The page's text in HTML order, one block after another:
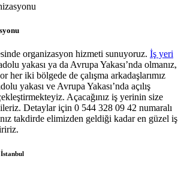
organizasyon hizmeti sunuyoruz. İş yeri
yakası ya da Avrupa Yakası’nda olmanız,
her iki bölgede de çalışma arkadaşlarımız
yakası ve Avrupa Yakası’nda açılış
Açacağınız iş yerinin size
Detaylar için 0 544 328 09 42 numaralı
takdirde elimizden geldiği kadar en güzel iş
İstanbul